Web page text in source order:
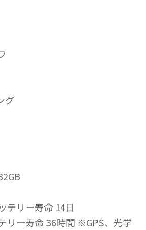
グ
テリー寿命 14日
リー寿命 36時間 ※GPS、光学